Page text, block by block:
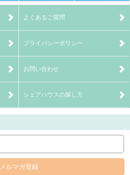
よくあるご質問
プライバシーポリシー
お問い合わせ
シェアハウスの探し方
メルマガ登録